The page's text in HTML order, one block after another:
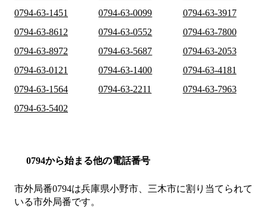
0794-63-1451
0794-63-0099
0794-63-3917
0794-63-8612
0794-63-0552
0794-63-7800
0794-63-8972
0794-63-5687
0794-63-2053
0794-63-0121
0794-63-1400
0794-63-4181
0794-63-1564
0794-63-2211
0794-63-7963
0794-63-5402
0794から始まる他の電話番号
市外局番0794は兵庫県小野市、三木市に割り当てられて
いる市外局番です。